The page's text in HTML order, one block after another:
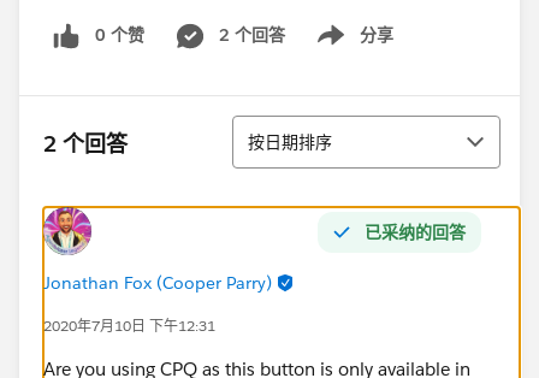
0 个赞 2 个回答 分享
Show menu
2 个回答 排序
按日期排序
已采纳的回答
Jonathan Fox (Cooper Parry)
2020年7月10日 下午12:31
Are you using CPQ as this button is only available in